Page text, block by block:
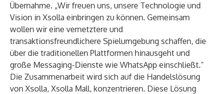
Übernahme. „Wir freuen uns, unsere Technologie und
Vision in Xsolla einbringen zu können. Gemeinsam
wollen wir eine vernetztere und
transaktionsfreundlichere Spielumgebung schaffen, die
über die traditionellen Plattformen hinausgeht und
große Messaging-Dienste wie WhatsApp einschließt.“
Die Zusammenarbeit wird sich auf die Handelslösung
von Xsolla, Xsolla Mall, konzentrieren. Diese Lösung